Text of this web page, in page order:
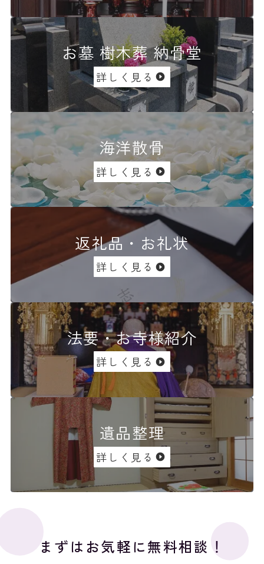
お墓 樹木葬 納骨堂
詳しく見る
海洋散骨
詳しく見る
返礼品・お礼状
詳しく見る
法要・お寺様紹介
詳しく見る
遺品整理
詳しく見る
まずはお気軽に無料相談！